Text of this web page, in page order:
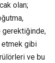
olan;
gerektiğinde,
etmek gibi
ve bu